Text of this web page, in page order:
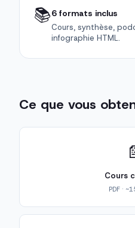
📚6 formats inclus
Cours, synthèse,
infographie HTML.
Ce que vous
Cours
PDF ·